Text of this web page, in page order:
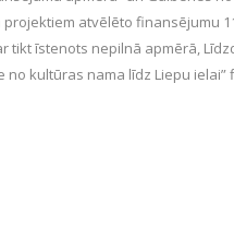
atvēlēto finansējumu
īstenots nepilnā apmērā,
no kultūras nama līdz Liepu ielai”